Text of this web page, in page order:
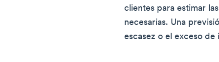
clientes para estimar
necesarias. Una
escasez o el exceso de